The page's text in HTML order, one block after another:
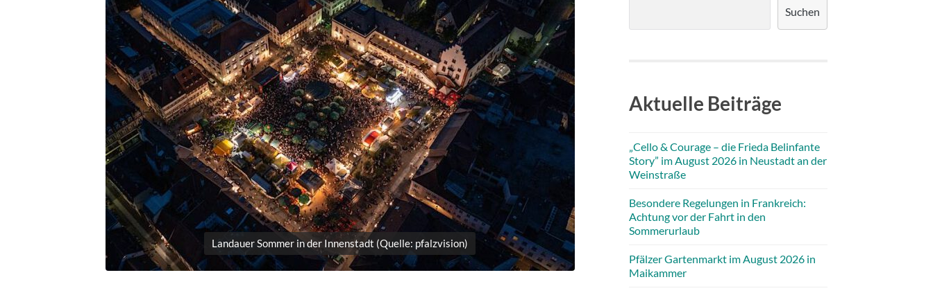
Landauer Sommer in der Innenstadt (Quelle: pfalzvision)
Suchen
Aktuelle Beiträge
„Cello & Courage – die Frieda Belinfante
Story” im August 2026 in Neustadt an der
Weinstraße
Besondere Regelungen in Frankreich:
Achtung vor der Fahrt in den
Sommerurlaub
Pfälzer Gartenmarkt im August 2026 in
Maikammer